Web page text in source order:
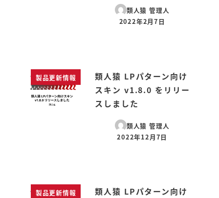
類人猿 管理人
投稿日
2022年2月7日
製品更新情報
類人猿 LPパターン向け
スキン v1.8.0 をリリー
スしました
類人猿 管理人
投稿日
2022年12月7日
製品更新情報
類人猿 LPパターン向け